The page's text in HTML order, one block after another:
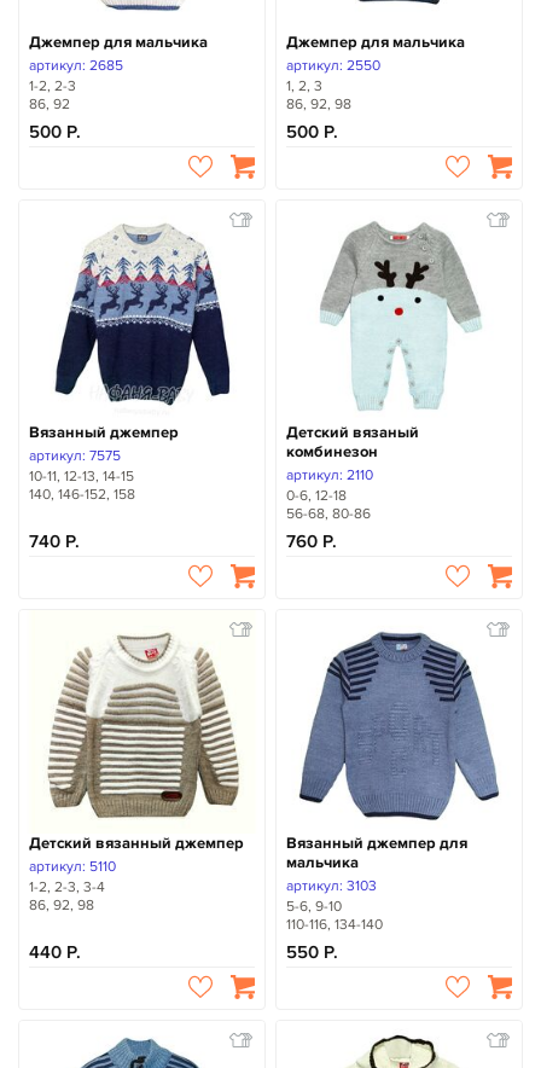
Джемпер для мальчика
артикул: 2685
1-2, 2-3
86, 92
500
Джемпер для мальчика
артикул: 2550
1, 2, 3
86, 92, 98
500
Вязанный джемпер
артикул: 7575
10-11, 12-13, 14-15
140, 146-152, 158
740
Детский вязаный
комбинезон
артикул: 2110
0-6, 12-18
56-68, 80-86
760
Детский вязанный джемпер
артикул: 5110
1-2, 2-3, 3-4
86, 92, 98
440
Вязанный джемпер для
мальчика
артикул: 3103
5-6, 9-10
110-116, 134-140
550